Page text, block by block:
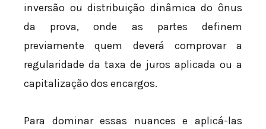
inversão ou distribuição dinâmica do ônus
da prova, onde as partes definem
previamente quem deverá comprovar a
regularidade da taxa de juros aplicada ou a
capitalização dos encargos.
Para dominar essas nuances e aplicá-las